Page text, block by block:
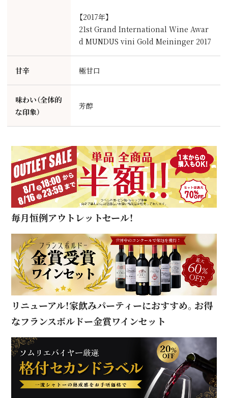
【2017年】
21st Grand International Wine Awar
d MUNDUS vini Gold Meininger 2017
甘辛 極甘口
味わい（全体的
な印象）
芳醇
毎月恒例アウトレットセール！
リニューアル！家飲みパーティーにおすすめ。お得
なフランスボルドー金賞ワインセット